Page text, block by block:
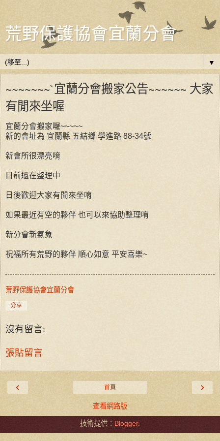
荒野保護協會宜蘭分會
▼
~~~~~~~`宜蘭分會搬家公告~~~~~~ 大家
有閒來坐喔
宜蘭分會搬家囉~~~~~
新的會址為 宜蘭縣 五結鄉 學進路 88-34號
新會所很漂亮唷
目前還在整理中
日後歡迎大家有閒來坐唷
如果最近有空的夥伴 也可以來協助整理唷
新分會新氣象
祝福所有荒野的夥伴 順心如意 平安喜樂~
荒野保護協會宜蘭分會
分享
沒有留言:
張貼留言
‹ ›
首頁
查看網路版
技術提供： Blogger.